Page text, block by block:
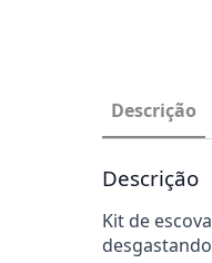
Descrição
Descrição
Kit de